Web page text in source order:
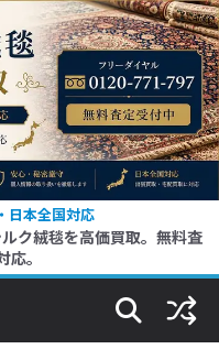
日本全国対応
ク絨毯を高価買取。無料査
。